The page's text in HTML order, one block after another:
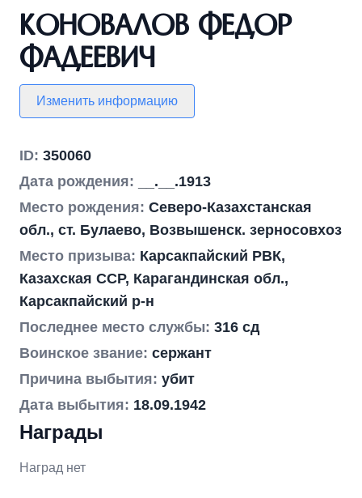
Коновалов Федор
Фадеевич
Изменить информацию
ID: 350060
Дата рождения:
__.__.1913
Место рождения: Северо-Казахстанская
обл., ст. Булаево, Возвышенск. зерносовхоз
Место призыва: Карсакпайский РВК,
Казахская ССР, Карагандинская обл.,
Карсакпайский р-н
Последнее место службы: 316 сд
Воинское звание: сержант
Причина выбытия: убит
Дата выбытия: 18.09.1942
Награды
Наград нет